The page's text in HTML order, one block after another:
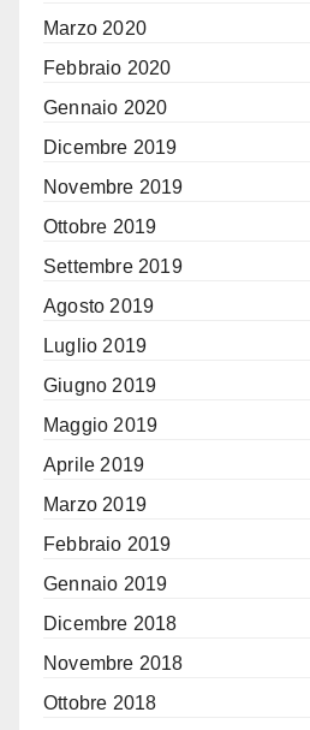
Marzo 2020
Febbraio 2020
Gennaio 2020
Dicembre 2019
Novembre 2019
Ottobre 2019
Settembre 2019
Agosto 2019
Luglio 2019
Giugno 2019
Maggio 2019
Aprile 2019
Marzo 2019
Febbraio 2019
Gennaio 2019
Dicembre 2018
Novembre 2018
Ottobre 2018